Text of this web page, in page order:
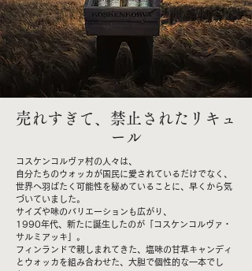
売れすぎて、禁止されたリキュ
ール
コスケンコルヴァ村の人々は、
自分たちのウォッカが国民に愛されているだけでなく、
世界へ羽ばたく可能性を秘めていることに、早くから気
づいていました。
サイズや味のバリエーションも広がり、
1990年代、新たに誕生したのが「コスケンコルヴァ・
サルミアッキ」。
フィンランドで親しまれてきた、塩味の甘草キャンディ
とウォッカを組み合わせた、大胆で個性的な一本でし